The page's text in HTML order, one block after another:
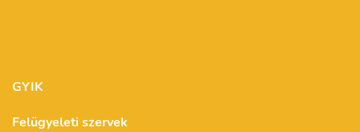
GYIK
Felügyeleti szervek